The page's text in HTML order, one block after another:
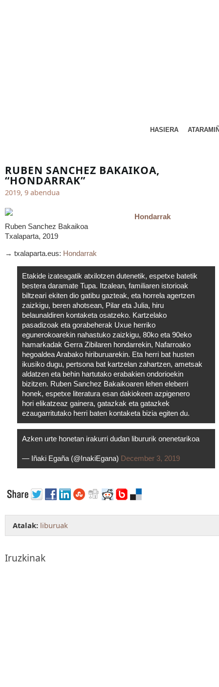
HASIERA
RUBEN SANCHEZ BAKAIKOA,
“HONDARRAK”
2019, 9 abendua
Hondarrak
Ruben Sanchez Bakaikoa
Txalaparta, 2019
→ txalaparta.eus: Hondarrak
Etakide izateagatik atxilotzen dutenetik, espetxe batetik
bestera daramate Tupa. Itzalean, familiaren istorioak
biltzeari ekiten dio gatibu gazteak, eta horrela agertzen
zaizkigu, beren ahotsean, Pilar eta Julia, hiru
belaunaldiren kontaketa osatzeko. Kartzelako
pasadizoak eta gorabeherak Uxue herriko
egunerokoarekin nahastuko zaizkigu, 80ko eta 90eko
hamarkadak Gerra Zibilaren hondarrekin, Nafarroako
hegoaldea Arabako hiriburuarekin. Eta herri bat husten
ikusiko dugu, pertsona bat kartzelan zahartzen, ametsak
aldatzen eta behin hartutako erabakien ondorioekin
bizitzen. Ruben Sanchez Bakaikoaren lehen eleberri
honek, espetxe literatura esan dakiokeen azpigenero
hori elikatzeaz gainera, gatazkak eta gatazkek
ezaugarritutako herri baten kontaketa bizia egiten du.
Azken urte honetan irakurri dudan libururik onenetarikoa
— Iñaki Egaña (@InakiEgana) December 3, 2019
Atalak: liburuak
Iruzkinak